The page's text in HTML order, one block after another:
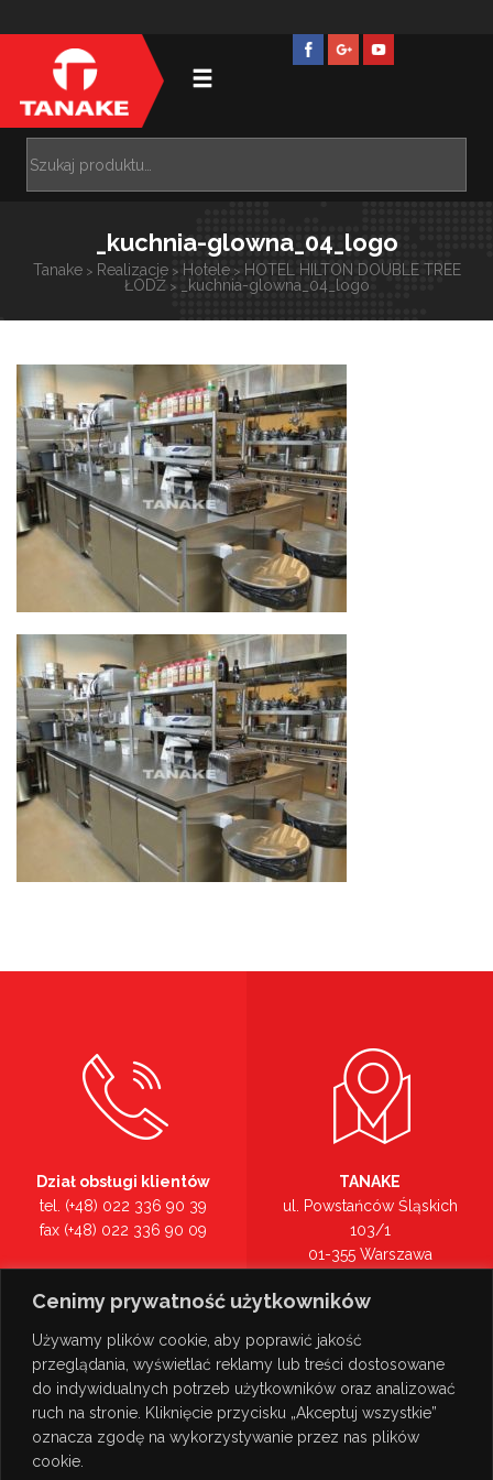
Cenimy prywatność użytkowników
Używamy plików cookie, aby poprawić jakość
przeglądania, wyświetlać reklamy lub treści dostosowane
do indywidualnych potrzeb użytkowników oraz analizować
ruch na stronie. Kliknięcie przycisku „Akceptuj wszystkie”
oznacza zgodę na wykorzystywanie przez nas plików
cookie.
_kuchnia-glowna_04_logo
Tanake> Realizacje> Hotele> HOTEL HILTON DOUBLE TREE
ŁÓDŹ> _kuchnia-glowna_04_logo
Dział obsługi klientów
tel. (+48) 022 336 90 39
fax (+48) 022 336 90 09
tel. (+48) 022 336 90 00
TANAKE
ul. Powstańców Śląskich
103/1
01-355 Warszawa
Zobacz na mapie >